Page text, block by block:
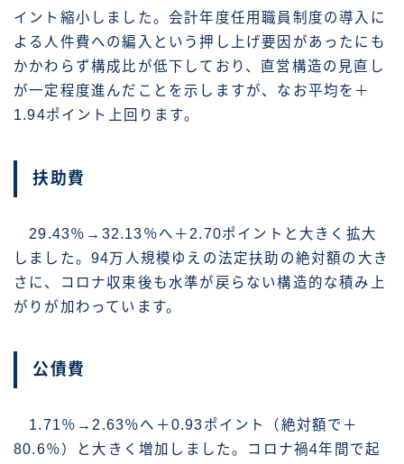
イント縮小しました。会計年度任用職員制度の導入に
よる人件費への編入という押し上げ要因があったにも
かかわらず構成比が低下しており、直営構造の見直し
が一定程度進んだことを示しますが、なお平均を＋
1.94ポイント上回ります。
扶助費
29.43％→32.13％へ＋2.70ポイントと大きく拡大
しました。94万人規模ゆえの法定扶助の絶対額の大き
さに、コロナ収束後も水準が戻らない構造的な積み上
がりが加わっています。
公債費
1.71％→2.63％へ＋0.93ポイント（絶対額で＋
80.6％）と大きく増加しました。コロナ禍4年間で起